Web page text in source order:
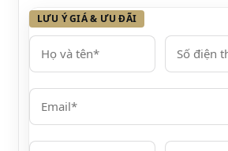
LƯU Ý GIÁ & ƯU ĐÃI